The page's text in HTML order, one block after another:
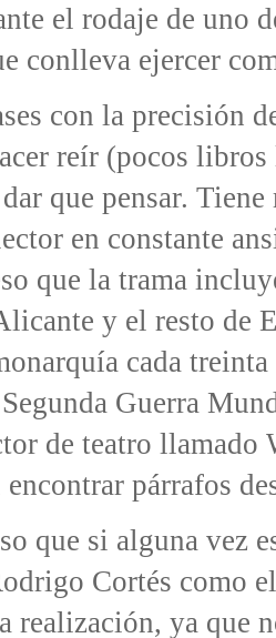
el rodaje de uno
conlleva ejercer
con la precisión
reír (pocos
que pensar.
en constante
que la trama
y el resto de
cada
Guerra
de teatro llamado
párrafos
que si alguna vez
Cortés como
realización, ya que